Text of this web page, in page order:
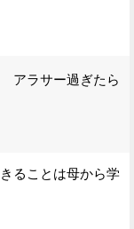
アラサー過ぎたら
ることは母から学